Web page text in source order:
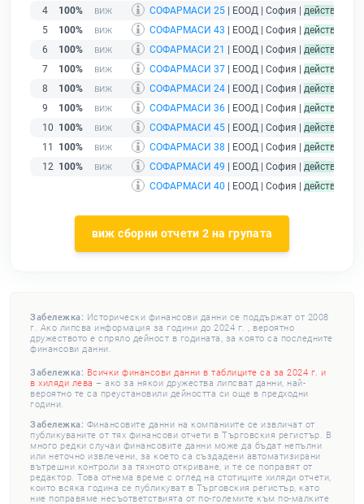
4
100% СОФАРМАСИ 25 | ЕООД | София | действащ
5
100% СОФАРМАСИ 43 | ЕООД | София | действащ
6
100% СОФАРМАСИ 21 | ЕООД | София | действащ
7
100% СОФАРМАСИ 37 | ЕООД | София | действащ
8
100% СОФАРМАСИ 24 | ЕООД | София | действащ
9
100% СОФАРМАСИ 36 | ЕООД | София | действащ
10 100% СОФАРМАСИ 45 | ЕООД | София | действащ
11
100% СОФАРМАСИ 38 | ЕООД | София | действащ
12 100% СОФАРМАСИ 49 | ЕООД | София | действащ
СОФАРМАСИ 40 | ЕООД | София | действащ
виж сборни отчети 2 на групата
Забележка: Исторически финансови данни се поддържат от 2008
г. Ако липсва информация за години до 2024 г. , вероятно
дружеството е спряло дейност в годината, за която са последните
финансови данни.
Забележка: Всички финансови данни в таблиците са за 2024 г. и
в хиляди лева – ако за някои дружества липсват данни, най-
вероятно те са преустановили дейността си още в предходни
години.
Забележка: Финансовите данни на компаниите се извличат от
публикуваните от тях финансови отчети в Търговския регистър. В
много редки случаи финансовите данни може да бъдат непълни
или неточно извлечени, за което са създадени автоматизирани
вътрешни контроли за тяхното откриване, и те се поправят от
редактор. Това отнема време с оглед на стотиците хиляди отчети,
които всяка година се публикуват в Търговския регистър, като
ние поправяме несъответствията от по-големите към по-малките